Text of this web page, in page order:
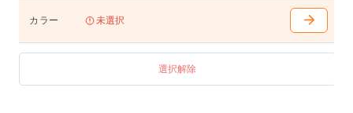
カラー 未選択
選択解除